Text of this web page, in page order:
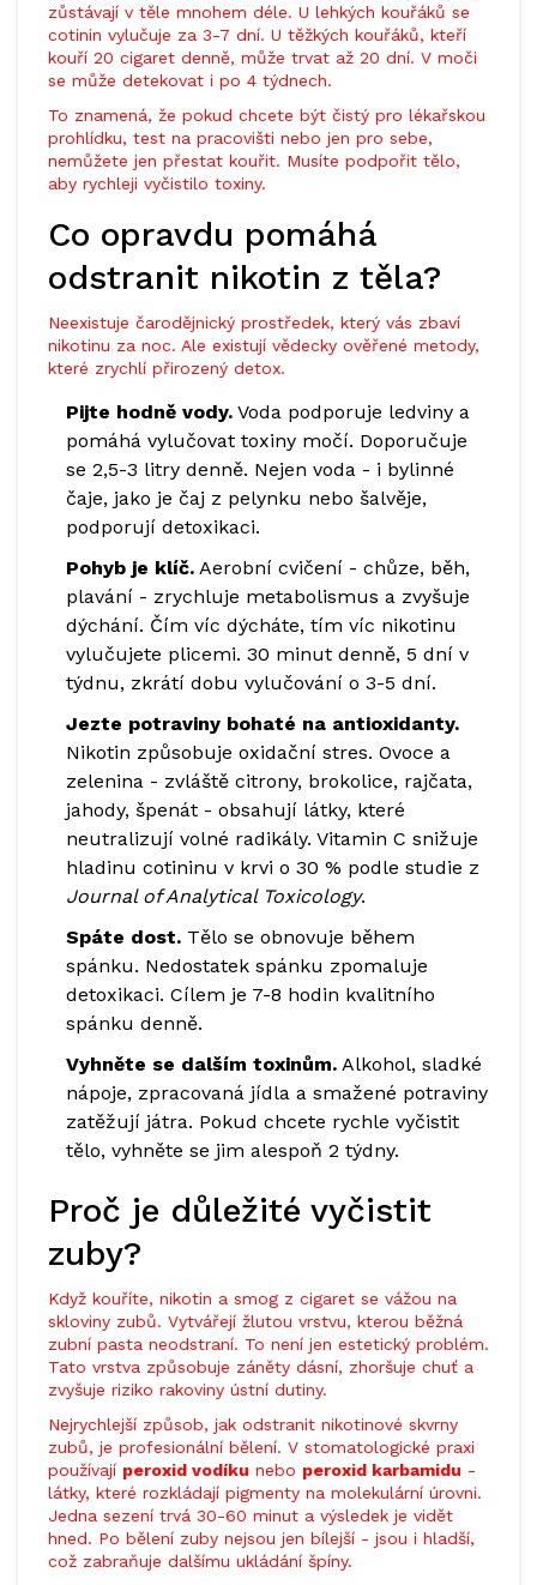
zůstávají v těle mnohem déle. U lehkých kouřáků se
cotinin vylučuje za 3-7 dní. U těžkých kouřáků, kteří
kouří 20 cigaret denně, může trvat až 20 dní. V moči
se může detekovat i po 4 týdnech.
To znamená, že pokud chcete být čistý pro lékařskou
prohlídku, test na pracovišti nebo jen pro sebe,
nemůžete jen přestat kouřit. Musíte podpořit tělo,
aby rychleji vyčistilo toxiny.
Co opravdu pomáhá
odstranit nikotin z těla?
Neexistuje čarodějnický prostředek, který vás zbaví
nikotinu za noc. Ale existují vědecky ověřené metody,
které zrychlí přirozený detox.
Pijte hodně vody. Voda podporuje ledviny a
pomáhá vylučovat toxiny močí. Doporučuje
se 2,5-3 litry denně. Nejen voda - i bylinné
čaje, jako je čaj z pelynku nebo šalvěje,
podporují detoxikaci.
Pohyb je klíč. Aerobní cvičení - chůze, běh,
plavání - zrychluje metabolismus a zvyšuje
dýchání. Čím víc dýcháte, tím víc nikotinu
vylučujete plicemi. 30 minut denně, 5 dní v
týdnu, zkrátí dobu vylučování o 3-5 dní.
Jezte potraviny bohaté na antioxidanty.
Nikotin způsobuje oxidační stres. Ovoce a
zelenina - zvláště citrony, brokolice, rajčata,
jahody, špenát - obsahují látky, které
neutralizují volné radikály. Vitamin C snižuje
hladinu cotininu v krvi o 30 % podle studie z
Journal of Analytical Toxicology.
Spáte dost. Tělo se obnovuje během
spánku. Nedostatek spánku zpomaluje
detoxikaci. Cílem je 7-8 hodin kvalitního
spánku denně.
Vyhněte se dalším toxinům. Alkohol, sladké
nápoje, zpracovaná jídla a smažené potraviny
zatěžují játra. Pokud chcete rychle vyčistit
tělo, vyhněte se jim alespoň 2 týdny.
Proč je důležité vyčistit
zuby?
Když kouříte, nikotin a smog z cigaret se vážou na
skloviny zubů. Vytvářejí žlutou vrstvu, kterou běžná
zubní pasta neodstraní. To není jen estetický problém.
Tato vrstva způsobuje záněty dásní, zhoršuje chuť a
zvyšuje riziko rakoviny ústní dutiny.
Nejrychlejší způsob, jak odstranit nikotinové skvrny
zubů, je profesionální bělení. V stomatologické praxi
používají peroxid vodíku nebo peroxid karbamidu -
látky, které rozkládají pigmenty na molekulární úrovni.
Jedna sezení trvá 30-60 minut a výsledek je vidět
hned. Po bělení zuby nejsou jen bílejší - jsou i hladší,
což zabraňuje dalšímu ukládání špíny.